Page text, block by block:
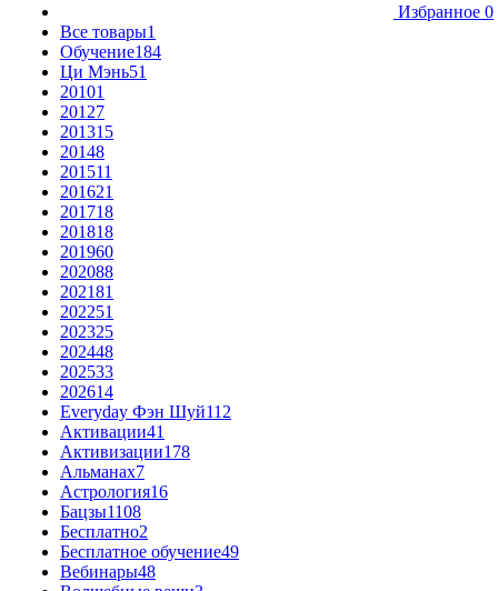
Избранное 0
Все товары1
Обучение184
Ци Мэнь51
20101
20127
201315
20148
201511
201621
201718
201818
201960
202088
202181
202251
202325
202448
202533
202614
Everyday Фэн Шуй112
Активации41
Активизации178
Альманах7
Астрология16
Бацзы1108
Бесплатно2
Бесплатное обучение49
Вебинары48